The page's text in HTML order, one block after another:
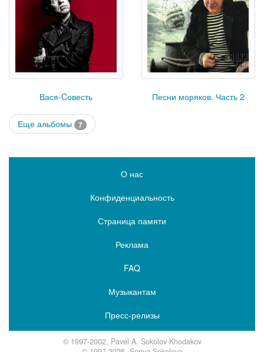
Вася-Cовесть Песни моряков. Часть 2
Еще альбомы 7
О нас
Конфиденциальность
Страница памяти
Реклама
FAQ
Музыкантам
Пресс-релизы
© 1997-2002, Pavel A. Sokolov-Khodakov